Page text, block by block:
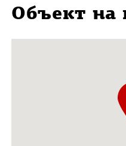
Объект на